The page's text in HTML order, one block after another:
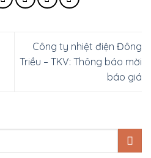
Công ty nhiệt điện Đông
Triều – TKV: Thông báo mời
báo giá